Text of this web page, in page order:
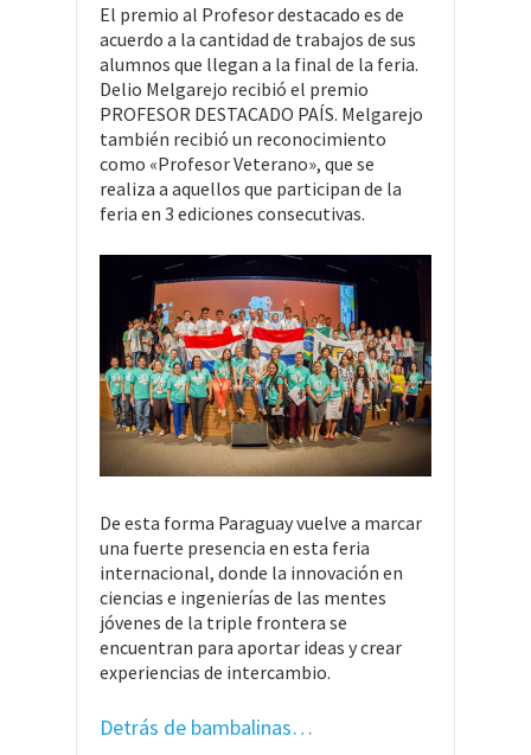
El premio al Profesor destacado es de
acuerdo a la cantidad de trabajos de sus
alumnos que llegan a la final de la feria.
Delio Melgarejo recibió el premio
PROFESOR DESTACADO PAÍS. Melgarejo
también recibió un reconocimiento
como «Profesor Veterano», que se
realiza a aquellos que participan de la
feria en 3 ediciones consecutivas.
De esta forma Paraguay vuelve a marcar
una fuerte presencia en esta feria
internacional, donde la innovación en
ciencias e ingenierías de las mentes
jóvenes de la triple frontera se
encuentran para aportar ideas y crear
experiencias de intercambio.
Detrás de bambalinas…